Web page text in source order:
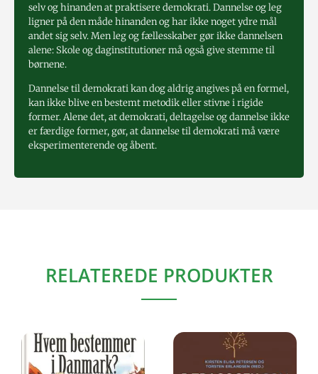
selv og hinanden at praktisere demokrati. Dannelse og leg
ligner på den måde hinanden og har ikke noget ydre mål
andet sig selv. Men leg og fællesskaber gør ikke dannelsen
alene: Skole og daginstitutioner må også give stemme til
børnene.
Dannelse til demokrati kan dog aldrig angives på en formel,
kan ikke blive en bestemt metodik eller stivne i rigide
former. Alene det, at demokrati, deltagelse og dannelse ikke
er færdige former, gør, at dannelse til demokrati må være
eksperimenterende og åbent.
RELATEREDE PRODUKTER